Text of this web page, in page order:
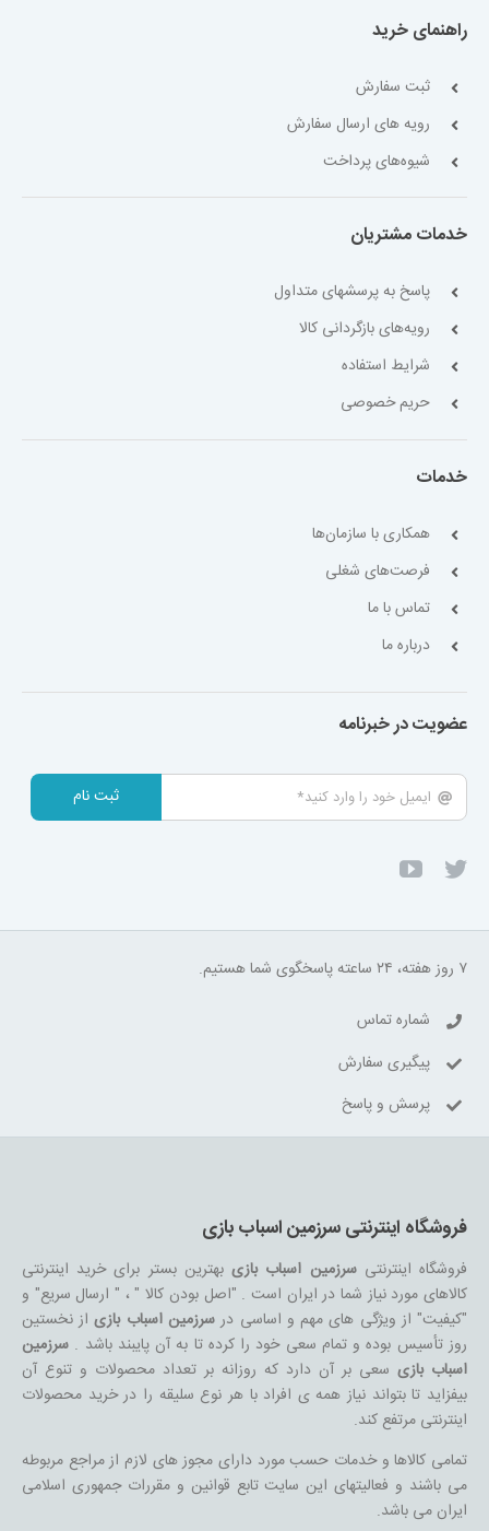
راهنمای خرید
ثبت سفارش
رویه های ارسال سفارش
شیوه‌های پرداخت
خدمات مشتریان
پاسخ به پرسشهای متداول
رویه‌های بازگردانی کالا
شرایط استفاده
حریم خصوصی
خدمات
همکاری با سازمان‌ها
فرصت‌های شغلی
تماس با ما
درباره ما
عضویت در خبرنامه
ثبت نام
۷ روز هفته، ۲۴ ساعته پاسخگوی شما هستیم.
شماره تماس
پیگیری سفارش
پرسش و پاسخ
فروشگاه اینترنتی سرزمین اسباب بازی
فروشگاه اینترنتیسرزمین اسباب بازیبهترین بستر برای خرید اینترنتی
کالاهای مورد نیاز شما در ایران است . "اصل بودن کالا " ، " ارسال سریع" و
"کیفیت" از ویژگی های مهم و اساسی در سرزمین اسباب بازیاز نخستین
روز تأسیس بوده و تمام سعی خود را کرده تا به آن پایبند باشد .سرزمین
اسباب بازیسعی بر آن دارد که روزانه بر تعداد محصولات و تنوع آن
بیفزاید تا بتواند نیاز همه ی افراد با هر نوع سلیقه را در خرید محصولات
اینترنتی مرتفع کند.
تمامی کالاها و خدمات حسب مورد دارای مجوز های لازم از مراجع مربوطه
می باشند و فعالیتهای این سایت تابع قوانین و مقررات جمهوری اسلامی
ایران می باشد.